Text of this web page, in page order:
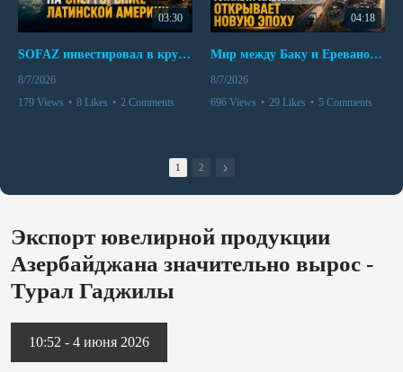
03:30
SOFAZ инвестировал в крупнейшего независимого производителя электроэнергии Перу
8/7/2026
179 Views • 8 Likes • 2 Comments
04:18
Мир между Баку и Ереваном запускает крупные логистические проекты
8/7/2026
696 Views • 29 Likes • 5 Comments
1 2
Экспорт ювелирной продукции
Азербайджана значительно вырос -
Турал Гаджилы
10:52 - 4 июня 2026